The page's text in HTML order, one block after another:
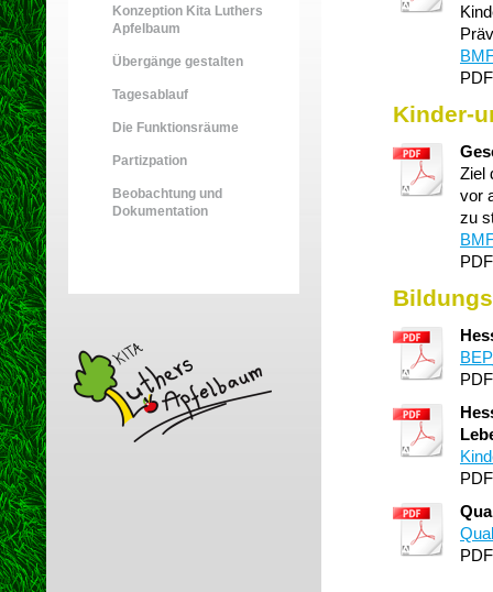
Konzeption Kita Luthers
Apfelbaum
Übergänge gestalten
Tagesablauf
Die Funktionsräume
Partizpation
Beobachtung und
Dokumentation
Kinder-
Ziel
vor
zu